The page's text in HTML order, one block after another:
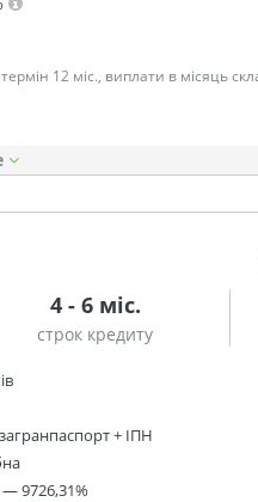
12 міс., виплати в місяць
4 - 6 міс.
строк кредиту
+ ІПН
— 9726,31%